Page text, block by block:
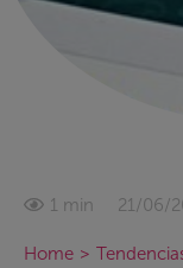
1 min 21/06/
Home >